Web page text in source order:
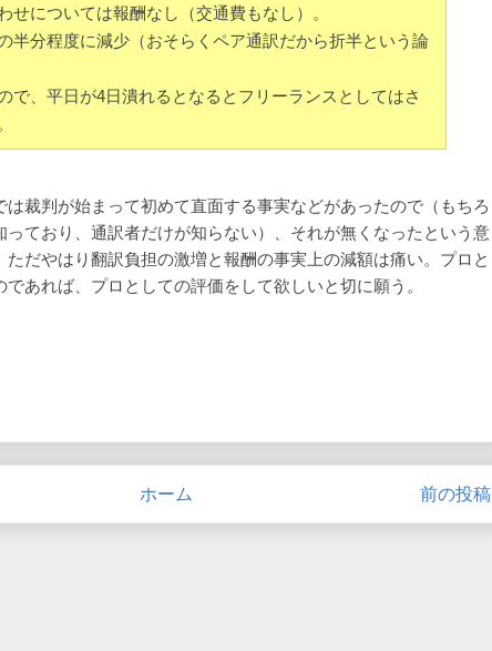
せについては報酬なし（交通費もなし）。
半分程度に減少（おそらくペア通訳だから折半という論
で、平日が4日潰れるとなるとフリーランスとしてはさ
は裁判が始まって初めて直面する事実などがあったので（もちろ
っており、通訳者だけが知らない）、それが無くなったという意
ただやはり翻訳負担の激増と報酬の事実上の減額は痛い。プロと
であれば、プロとしての評価をして欲しいと切に願う。
前の投稿
ホーム